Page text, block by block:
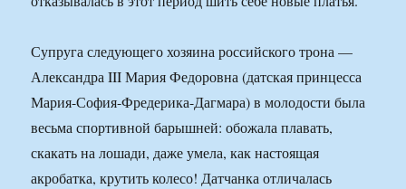
Супруга следующего хозяина российского трона —
Александра III Мария Федоровна (датская принцесса
Мария-София-Фредерика-Дагмара) в молодости была
весьма спортивной барышней: обожала плавать,
скакать на лошади, даже умела, как настоящая
акробатка, крутить колесо! Датчанка отличалась